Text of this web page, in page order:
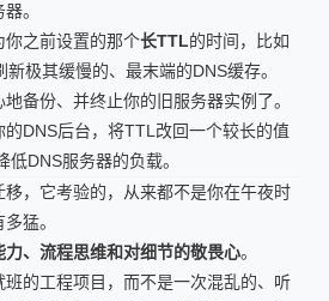
。
你之前设置的那个长TTL的时间，比如
极其缓慢的、最末端的DNS缓存。
备份、并终止你的旧服务器实例了。
DNS后台，将TTL改回一个较长的值
低DNS服务器的负载。
，它考验的，从来都不是你在午夜时
猛。
力、流程思维和对细节的敬畏心。
的工程项目，而不是一次混乱的、听